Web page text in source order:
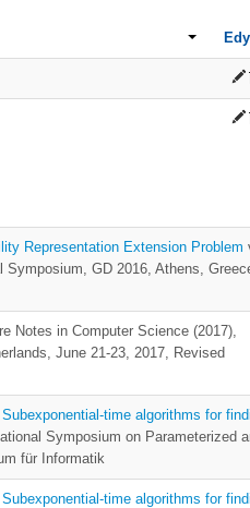
Representation Extension Problem
Symposium, GD 2016, Athens,
Notes in Computer Science (2017),
June 21-23, 2017, Revised
Subexponential-time algorithms for
Symposium on Parameterized
für Informatik
Subexponential-time algorithms for